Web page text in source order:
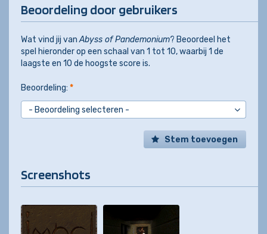
Beoordeling door gebruikers
Wat vind jij vanAbyss of Pandemonium? Beoordeel het
spel hieronder op een schaal van 1 tot 10, waarbij 1 de
laagste en 10 de hoogste score is.
Beoordeling: *
Stem toevoegen
Screenshots